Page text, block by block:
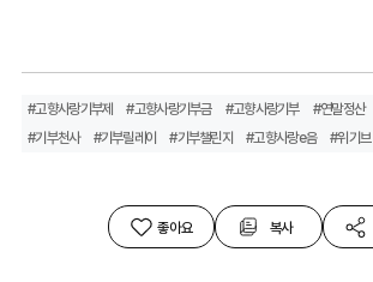
#고향사랑기부제 #고향사랑기부금 #고향사랑기부 #연말정산
#기부천사
#기부릴레이 #기부챌린지 #고향사랑e음 #위기브
좋아요 복사